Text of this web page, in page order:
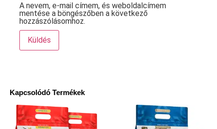
Kapcsolódó Termékek
A nevem, e-mail címem, és weboldalcímem
mentése a böngészőben a következő
hozzászólásomhoz.